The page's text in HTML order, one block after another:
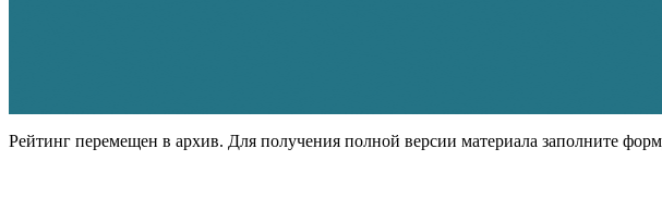
Рейтинг перемещен в архив. Для получения полной версии материала заполните